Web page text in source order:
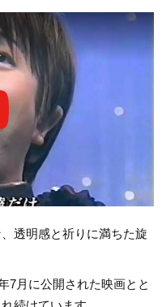
透明感と祈りに満ちた旋
7月に公開された映画とと